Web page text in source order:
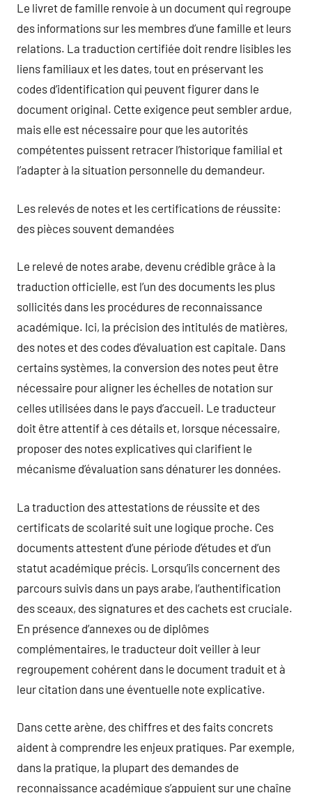
Le livret de famille renvoie à un document qui regroupe
des informations sur les membres d’une famille et leurs
relations. La traduction certifiée doit rendre lisibles les
liens familiaux et les dates, tout en préservant les
codes d’identification qui peuvent figurer dans le
document original. Cette exigence peut sembler ardue,
mais elle est nécessaire pour que les autorités
compétentes puissent retracer l’historique familial et
l’adapter à la situation personnelle du demandeur.
Les relevés de notes et les certifications de réussite:
des pièces souvent demandées
Le relevé de notes arabe, devenu crédible grâce à la
traduction officielle, est l’un des documents les plus
sollicités dans les procédures de reconnaissance
académique. Ici, la précision des intitulés de matières,
des notes et des codes d’évaluation est capitale. Dans
certains systèmes, la conversion des notes peut être
nécessaire pour aligner les échelles de notation sur
celles utilisées dans le pays d’accueil. Le traducteur
doit être attentif à ces détails et, lorsque nécessaire,
proposer des notes explicatives qui clarifient le
mécanisme d’évaluation sans dénaturer les données.
La traduction des attestations de réussite et des
certificats de scolarité suit une logique proche. Ces
documents attestent d’une période d’études et d’un
statut académique précis. Lorsqu’ils concernent des
parcours suivis dans un pays arabe, l’authentification
des sceaux, des signatures et des cachets est cruciale.
En présence d’annexes ou de diplômes
complémentaires, le traducteur doit veiller à leur
regroupement cohérent dans le document traduit et à
leur citation dans une éventuelle note explicative.
Dans cette arène, des chiffres et des faits concrets
aident à comprendre les enjeux pratiques. Par exemple,
dans la pratique, la plupart des demandes de
reconnaissance académique s’appuient sur une chaîne